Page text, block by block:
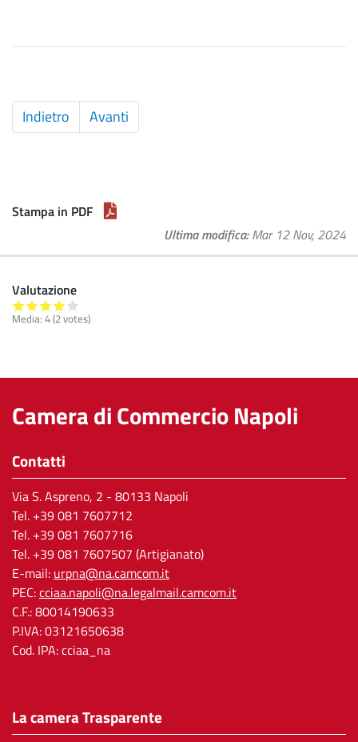
Articolo
precedente:
programmatica
2019
Indietro
Articolo
successivo:
programmatica
2017
Avanti
Stampa in PDF
Ultima modifica Mar 12 Nov, 2024
Valutazione
Media: 4(2votes)
Camera di Commercio Napoli
Contatti
Via S. Aspreno, 2 - 80133 Napoli
Tel. +39 081 7607712
Tel. +39 081 7607716
Tel. +39 081 7607507 (Artigianato)
E-mail: urpna@na.camcom.it
PEC:cciaa.napoli@na.legalmail.camcom.it
C.F.: 80014190633
P.IVA: 03121650638
Cod. IPA: cciaa_na
La camera Trasparente